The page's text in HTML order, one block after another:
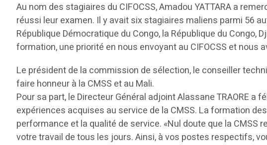
Au nom des stagiaires du CIFOCSS, Amadou YATTARA a
réussi leur examen. Il y avait six stagiaires maliens parmi 56
République Démocratique du Congo, la République du Congo,
formation, une priorité en nous envoyant au CIFOCSS et
Le président de la commission de sélection, le conseiller
faire honneur à la CMSS et au Mali.
Pour sa part, le Directeur Général adjoint Alassane TRAORE
expériences acquises au service de la CMSS. La formation
performance et la qualité de service. «Nul doute que la
votre travail de tous les jours. Ainsi, à vos postes respectifs,